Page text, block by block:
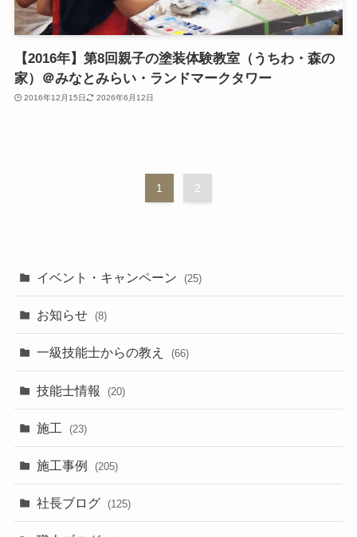
【2016年】第8回親子の塗装体験教室（うちわ・森の
家）＠みなとみらい・ランドマークタワー
2016年12月15日 2026年6月12日
1 2
イベント・キャンペーン (25)
お知らせ (8)
一級技能士からの教え (66)
技能士情報 (20)
施工 (23)
施工事例 (205)
社長ブログ (125)